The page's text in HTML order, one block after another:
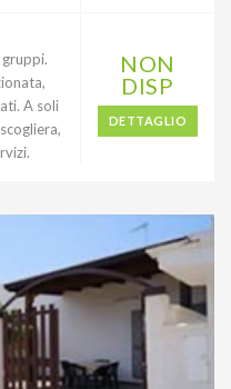
A soli
NON
DISP
DETTAGLIO